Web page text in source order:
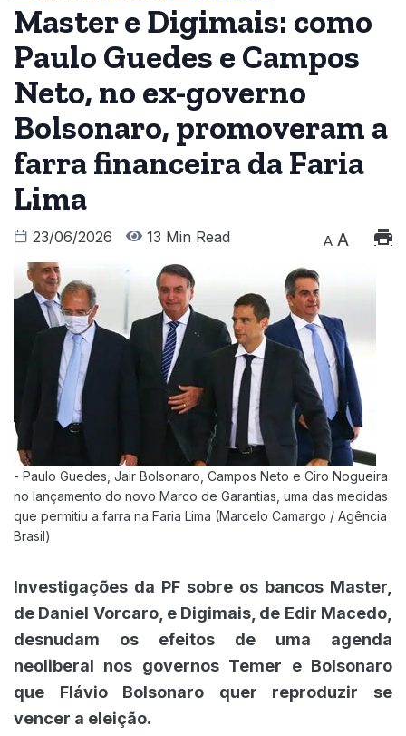
Master e Digimais: como
Paulo Guedes e Campos
Neto, no ex-governo
Bolsonaro, promoveram a
farra financeira da Faria
Lima
23/06/2026 13 Min Read A A
- Paulo Guedes, Jair Bolsonaro, Campos Neto e Ciro Nogueira
no lançamento do novo Marco de Garantias, uma das medidas
que permitiu a farra na Faria Lima (Marcelo Camargo / Agência
Brasil)
Investigações da PF sobre os bancos Master,
de Daniel Vorcaro, e Digimais, de Edir Macedo,
desnudam os efeitos de uma agenda
neoliberal nos governos Temer e Bolsonaro
que Flávio Bolsonaro quer reproduzir se
vencer a eleição.